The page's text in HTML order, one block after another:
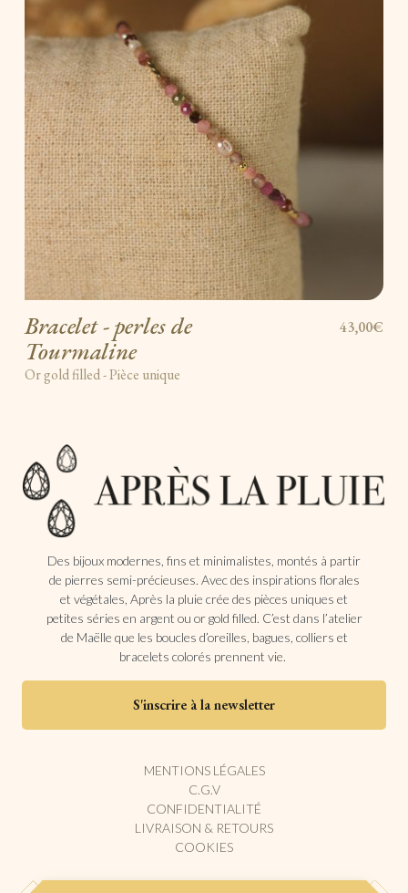
Bracelet - perles de
Tourmaline
43,00€
Or gold filled - Pièce unique
Des bijoux modernes, fins et minimalistes, montés à partir
de pierres semi-précieuses. Avec des inspirations florales
et végétales, Après la pluie crée des pièces uniques et
petites séries en argent ou or gold filled. C’est dans l’atelier
de Maëlle que les boucles d’oreilles, bagues, colliers et
bracelets colorés prennent vie.
S'inscrire à la newsletter
MENTIONS LÉGALES
C.G.V
CONFIDENTIALITÉ
LIVRAISON & RETOURS
COOKIES